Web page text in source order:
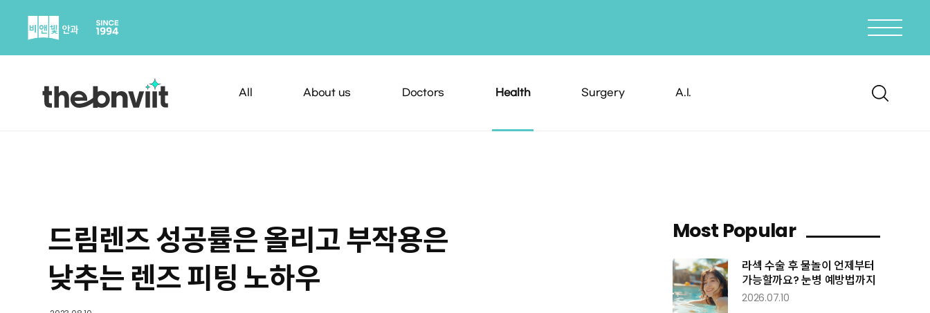
content
All About us Doctors Health Surgery A.I.
드림렌즈 성공률은 올리고 부작용은
낮추는 렌즈 피팅 노하우
Most Popular
라섹 수술 후 물놀이 언제부터
가능할까요? 눈병 예방법까지
2026.07.10